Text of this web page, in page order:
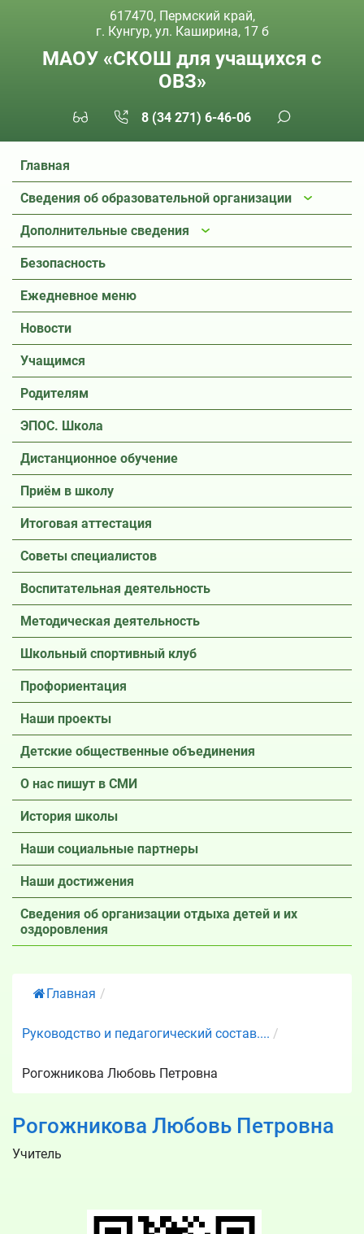
617470, Пермский край,
г. Кунгур, ул. Каширина, 17 б
МАОУ «СКОШ для учащихся с
ОВЗ»
8 (34 271) 6-46-06
Главная
Сведения об образовательной организации
Дополнительные сведения
Безопасность
Ежедневное меню
Новости
Учащимся
Родителям
ЭПОС. Школа
Дистанционное обучение
Приём в школу
Итоговая аттестация
Советы специалистов
Воспитательная деятельность
Методическая деятельность
Школьный спортивный клуб
Профориентация
Наши проекты
Детские общественные объединения
О нас пишут в СМИ
История школы
Наши социальные партнеры
Наши достижения
Сведения об организации отдыха детей и их
оздоровления
Главная /
Руководство и педагогический состав.... /
Рогожникова Любовь Петровна
Рогожникова Любовь Петровна
Учитель